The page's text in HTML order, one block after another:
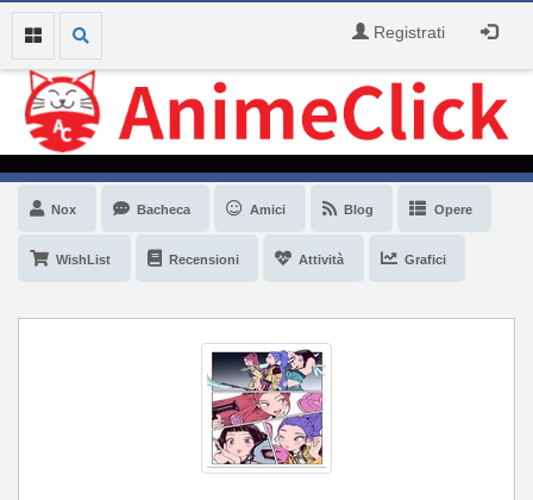
Registrati
Nox Bacheca Amici Blog Opere
WishList Recensioni Attività Grafici